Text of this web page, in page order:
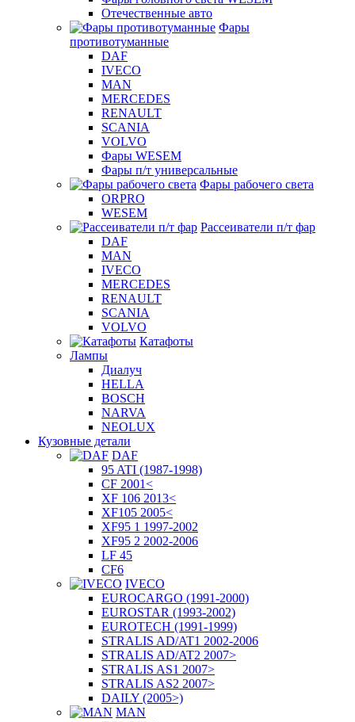
Отечественные авто
Фары
противотуманные
DAF
IVECO
MAN
MERCEDES
RENAULT
SCANIA
VOLVO
Фары WESEM
Фары п/т универсальные
Фары рабочего света
ORPRO
WESEM
Рассеиватели п/т фар
DAF
MAN
IVECO
MERCEDES
RENAULT
SCANIA
VOLVO
Катафоты
Лампы
Диалуч
HELLA
BOSCH
NARVA
NEOLUX
Кузовные детали
DAF
95 ATI (1987-1998)
CF 2001<
XF 106 2013<
XF105 2005<
XF95 1 1997-2002
XF95 2 2002-2006
LF 45
CF6
IVECO
EUROCARGO (1991-2000)
EUROSTAR (1993-2002)
EUROTECH (1991-1999)
STRALIS AD/AT1 2002-2006
STRALIS AD/AT2 2007>
STRALIS AS1 2007>
STRALIS AS2 2007>
DAILY (2005>)
MAN